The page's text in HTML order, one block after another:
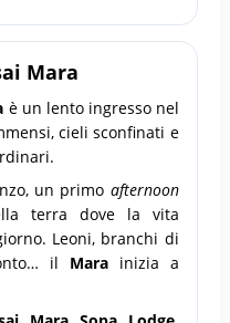
Mara
è un lento ingresso nel
cieli sconfinati e
un primo afternoon
terra dove la vita
Leoni, branchi di
il Mara inizia a